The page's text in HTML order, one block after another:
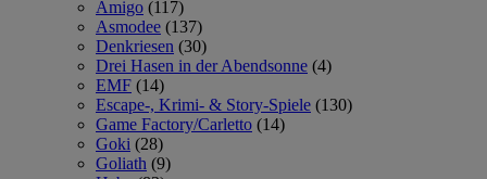
Amigo (117)
Asmodee (137)
Denkriesen (30)
Drei Hasen in der Abendsonne (4)
EMF (14)
Escape-, Krimi- & Story-Spiele (130)
Game Factory/Carletto (14)
Goki (28)
Goliath (9)